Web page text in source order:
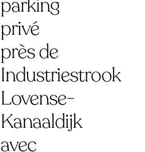
parking
privé
près de
Industriestrook
Lovense-
Kanaaldijk
avec